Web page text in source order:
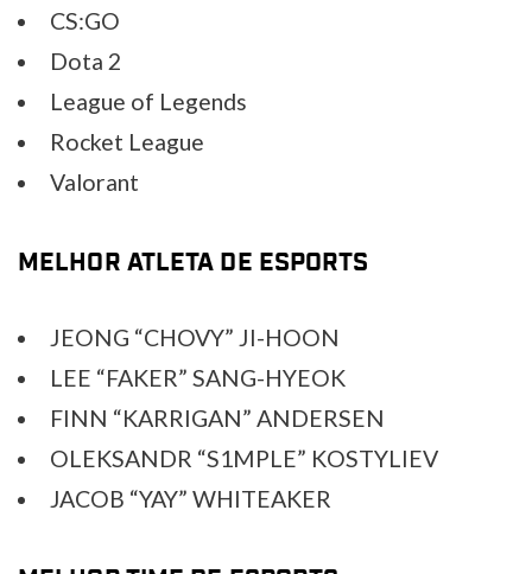
CS:GO
Dota 2
League of Legends
Rocket League
Valorant
MELHOR ATLETA DE ESPORTS
JEONG “CHOVY” JI-HOON
LEE “FAKER” SANG-HYEOK
FINN “KARRIGAN” ANDERSEN
OLEKSANDR “S1MPLE” KOSTYLIEV
JACOB “YAY” WHITEAKER